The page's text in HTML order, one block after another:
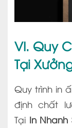
VI. Quy
Tại
Quy trình in
định chất
Tại In Nhanh